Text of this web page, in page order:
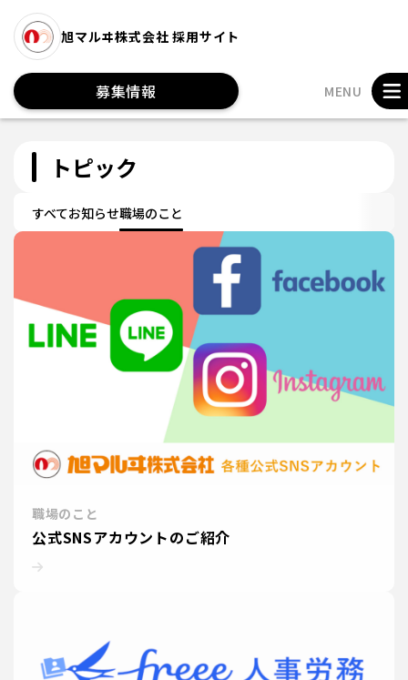
旭マルヰ株式会社 採用サイト
募集情報 MENU
トピック
すべてお知らせ職場のこと
職場のこと
公式SNSアカウントのご紹介